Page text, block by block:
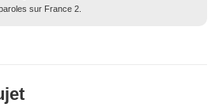
sur France 2.